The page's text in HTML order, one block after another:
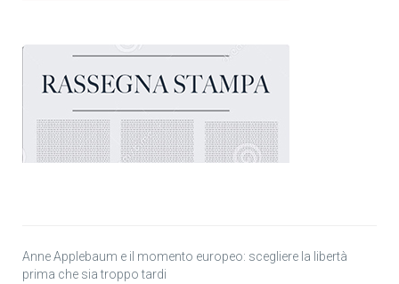
Anne Applebaum e il momento europeo: scegliere la libertà
prima che sia troppo tardi